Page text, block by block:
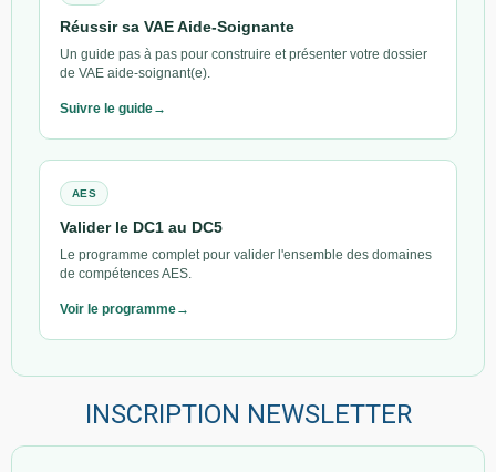
Réussir sa VAE Aide-Soignante
Un guide pas à pas pour construire et présenter votre dossier
de VAE aide-soignant(e).
Suivre le guide
AES
Valider le DC1 au DC5
Le programme complet pour valider l'ensemble des domaines
de compétences AES.
Voir le programme
INSCRIPTION NEWSLETTER